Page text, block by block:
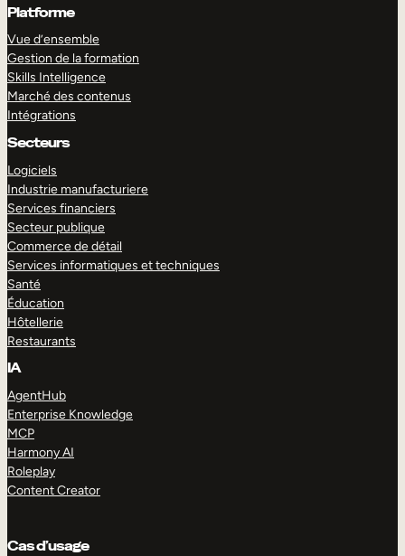
Platforme
Vue d’ensemble
Gestion de la formation
Skills Intelligence
Marché des contenus
Intégrations
Secteurs
Logiciels
Industrie manufacturiere
Services financiers
Secteur publique
Commerce de détail
Services informatiques et techniques
Santé
Éducation
Hôtellerie
Restaurants
IA
AgentHub
Enterprise Knowledge
MCP
Harmony AI
Roleplay
Content Creator
Cas d’usage